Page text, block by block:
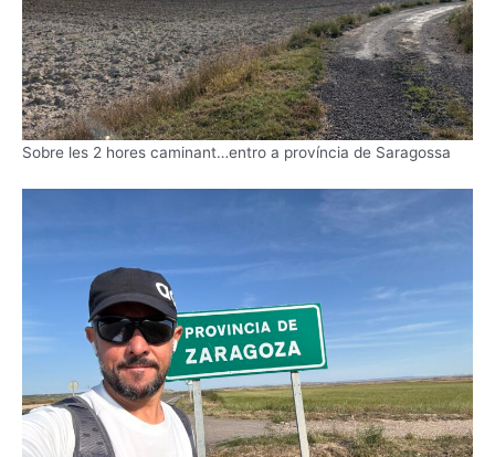
Sobre les 2 hores caminant…entro a província de Saragossa